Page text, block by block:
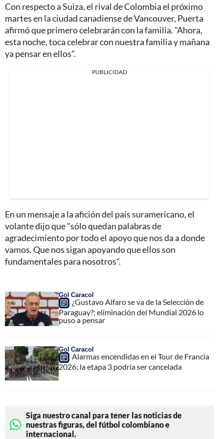
Con respecto a Suiza, el rival de Colombia el próximo
martes en la ciudad canadiense de Vancouver, Puerta
afirmó que primero celebrarán con la familia. "Ahora,
esta noche, toca celebrar con nuestra familia y mañana
ya pensar en ellos".
PUBLICIDAD
En un mensaje a la afición del país suramericano, el
volante dijo que "sólo quedan palabras de
agradecimiento por todo el apoyo que nos da a donde
vamos. Que nos sigan apoyando que ellos son
fundamentales para nosotros".
Gol Caracol
¿Gustavo Alfaro se va de la Selección de
Paraguay?; eliminación del Mundial 2026 lo
puso a pensar
Gol Caracol
Alarmas encendidas en el Tour de Francia
2026; la etapa 3 podría ser cancelada
Siga nuestro canal para tener las noticias de
nuestras figuras, del fútbol colombiano e
internacional.